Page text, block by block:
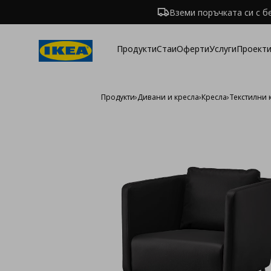
Вземи поръчката си с
ПродуктиСтаиОфертиУслуги
Продукти›Дивани и кресла›Кресла›Текстилни